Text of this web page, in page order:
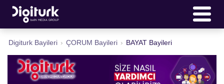
Digiturk Bayileri › ÇORUM Bayileri › BAYAT Bayileri